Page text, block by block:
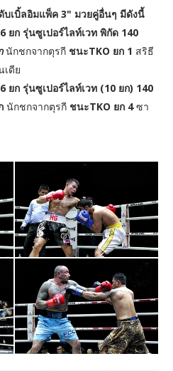
บเบิ้ลอิมแพ็ค 3" มวยคู่อื่นๆ มีดังนี้
ยก รุ่นซูเปอร์ไลท์เวท พิกัด 140
นักชกจากตุรกี ชนะTKO ยก 1 สริธี
เดีย
ยก รุ่นซูเปอร์ไลท์เวท (10 ยก) 140
นักชกจากตุรกี ชนะTKO ยก 4ซา